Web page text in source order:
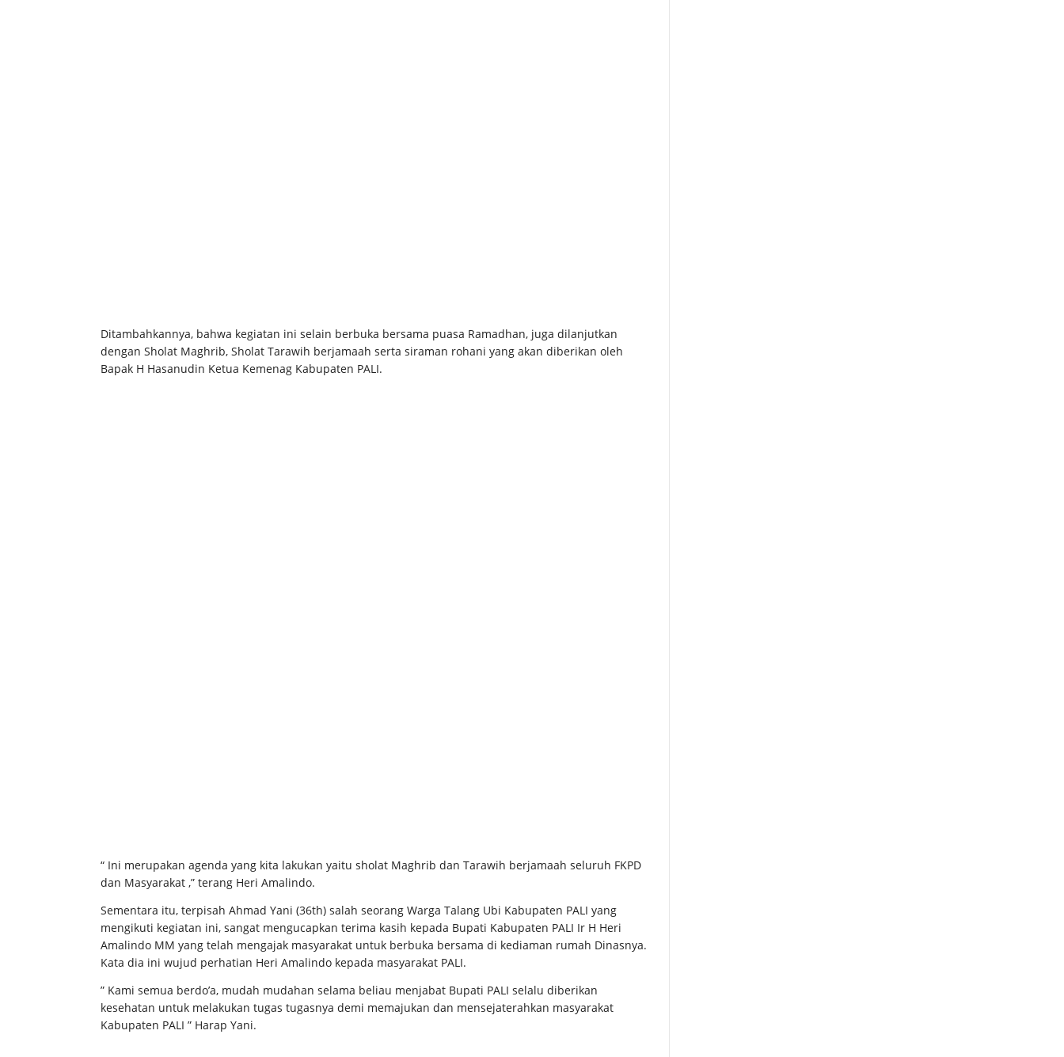
Ditambahkannya, bahwa kegiatan ini selain berbuka bersama puasa Ramadhan, juga dilanjutkan
dengan Sholat Maghrib, Sholat Tarawih berjamaah serta siraman rohani yang akan diberikan oleh
Bapak H Hasanudin Ketua Kemenag Kabupaten PALI.
“ Ini merupakan agenda yang kita lakukan yaitu sholat Maghrib dan Tarawih berjamaah seluruh FKPD
dan Masyarakat ,” terang Heri Amalindo.
Sementara itu, terpisah Ahmad Yani (36th) salah seorang Warga Talang Ubi Kabupaten PALI yang
mengikuti kegiatan ini, sangat mengucapkan terima kasih kepada Bupati Kabupaten PALI Ir H Heri
Amalindo MM yang telah mengajak masyarakat untuk berbuka bersama di kediaman rumah Dinasnya.
Kata dia ini wujud perhatian Heri Amalindo kepada masyarakat PALI.
” Kami semua berdo’a, mudah mudahan selama beliau menjabat Bupati PALI selalu diberikan
kesehatan untuk melakukan tugas tugasnya demi memajukan dan mensejaterahkan masyarakat
Kabupaten PALI ” Harap Yani.